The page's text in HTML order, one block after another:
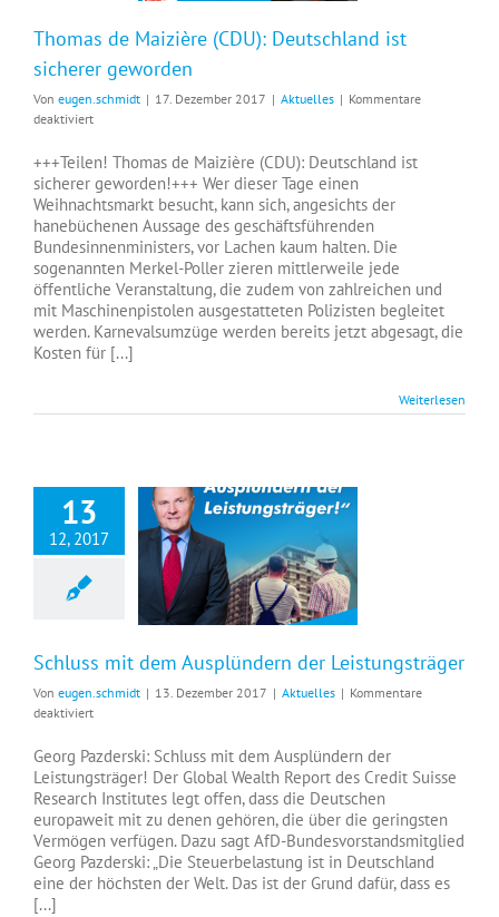
Thomas de Maizière (CDU): Deutschland ist
sicherer geworden
Von eugen.schmidt | 17. Dezember 2017 | Aktuelles | Kommentare
deaktiviertfür
de
Maizière
(CDU):
Deutschland
sicherer
geworden
+++Teilen! Thomas de Maizière (CDU): Deutschland ist
sicherer geworden!+++ Wer dieser Tage einen
Weihnachtsmarkt besucht, kann sich, angesichts der
hanebüchenen Aussage des geschäftsführenden
Bundesinnenministers, vor Lachen kaum halten. Die
sogenannten Merkel-Poller zieren mittlerweile jede
öffentliche Veranstaltung, die zudem von zahlreichen und
mit Maschinenpistolen ausgestatteten Polizisten begleitet
werden. Karnevalsumzüge werden bereits jetzt abgesagt, die
Kosten für [...]
Weiterlesen
13
12, 2017
Schluss mit dem Ausplündern der Leistungsträger
Von eugen.schmidt | 13. Dezember 2017 | Aktuelles | Kommentare
deaktiviertfür
mit
dem
Ausplündern
der
Leistungsträger
Georg Pazderski: Schluss mit dem Ausplündern der
Leistungsträger! Der Global Wealth Report des Credit Suisse
Research Institutes legt offen, dass die Deutschen
europaweit mit zu denen gehören, die über die geringsten
Vermögen verfügen. Dazu sagt AfD-Bundesvorstandsmitglied
Georg Pazderski: „Die Steuerbelastung ist in Deutschland
eine der höchsten der Welt. Das ist der Grund dafür, dass es
[...]